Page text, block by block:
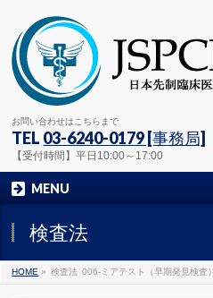
お問い合わせはこちらまで
TEL 03-6240-0179 [事務局]
【受付時間】平日10:00～17:00
MENU
検査法
HOME » 検査法 006-ミアテスト（早期発見検査）